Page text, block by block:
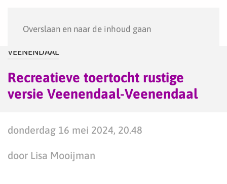
Overslaan en naar de inhoud gaan
VEENENDAAL
Recreatieve toertocht rustige
versie Veenendaal-Veenendaal
donderdag 16 mei 2024, 20.48
door Lisa Mooijman